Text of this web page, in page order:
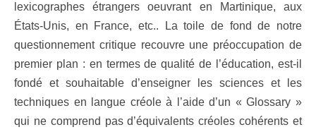
lexicographes étrangers oeuvrant en Martinique, aux
États-Unis, en France, etc.. La toile de fond de notre
questionnement critique recouvre une préoccupation de
premier plan : en termes de qualité de l’éducation, est-il
fondé et souhaitable d’enseigner les sciences et les
techniques en langue créole à l’aide d’un « Glossary »
qui ne comprend pas d’équivalents créoles cohérents et